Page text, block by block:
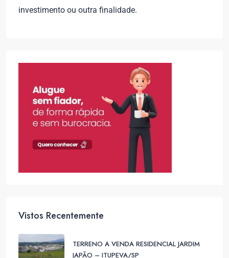
investimento ou outra finalidade.
Vistos Recentemente
TERRENO A VENDA RESIDENCIAL JARDIM
JAPÃO – ITUPEVA/SP